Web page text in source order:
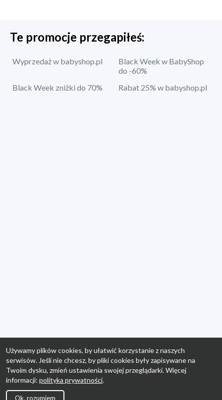
Te promocje przegapiłeś:
Wyprzedaż w babyshop.pl
Black Week w BabyShop
do -60%
Black Week zniżki do 70%
Rabat 25% w babyshop.pl
Używamy plików cookies, by ułatwić korzystanie z naszych
serwisów. Jeśli nie chcesz, by pliki cookies były zapisywane na
Twoim dysku, zmień ustawienia swojej przeglądarki. Więcej
informacji: polityka prywatności.
Ok, rozumiem